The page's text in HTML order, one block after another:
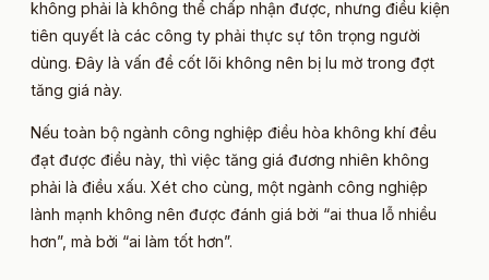
không phải là không thể chấp nhận được, nhưng điều kiện
tiên quyết là các công ty phải thực sự tôn trọng người
dùng. Đây là vấn đề cốt lõi không nên bị lu mờ trong đợt
tăng giá này.
Nếu toàn bộ ngành công nghiệp điều hòa không khí đều
đạt được điều này, thì việc tăng giá đương nhiên không
phải là điều xấu. Xét cho cùng, một ngành công nghiệp
lành mạnh không nên được đánh giá bởi “ai thua lỗ nhiều
hơn”, mà bởi “ai làm tốt hơn”.